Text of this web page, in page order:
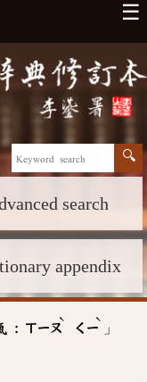
☰
search
appendix
: ㄒㄧㄡ
ˋ
ㄑㄧ
ˋ
」